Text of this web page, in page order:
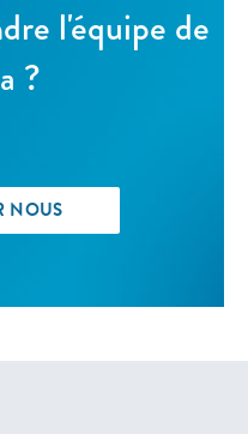
l'équipe de
?
NOUS